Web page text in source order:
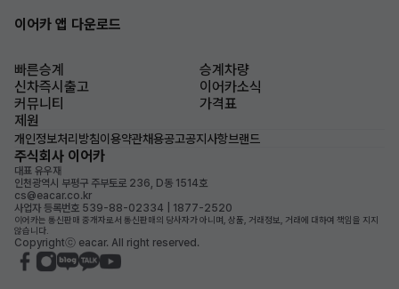
이어카 앱 다운로드
빠른승계
승계차량
신차즉시출고
이어카소식
커뮤니티
가격표
제원
개인정보처리방침이용약관채용공고공지사항브랜드
주식회사 이어카
대표 유우재
인천광역시 부평구 주부토로 236, D동 1514호
cs@eacar.co.kr
사업자 등록번호 539-88-02334 | 1877-2520
이어카는 통신판매 중개자로서 통신판매의 당사자가 아니며, 상품, 거래정보, 거래에 대하여 책임을 지지
않습니다.
Copyrightⓒ eacar. All right reserved.